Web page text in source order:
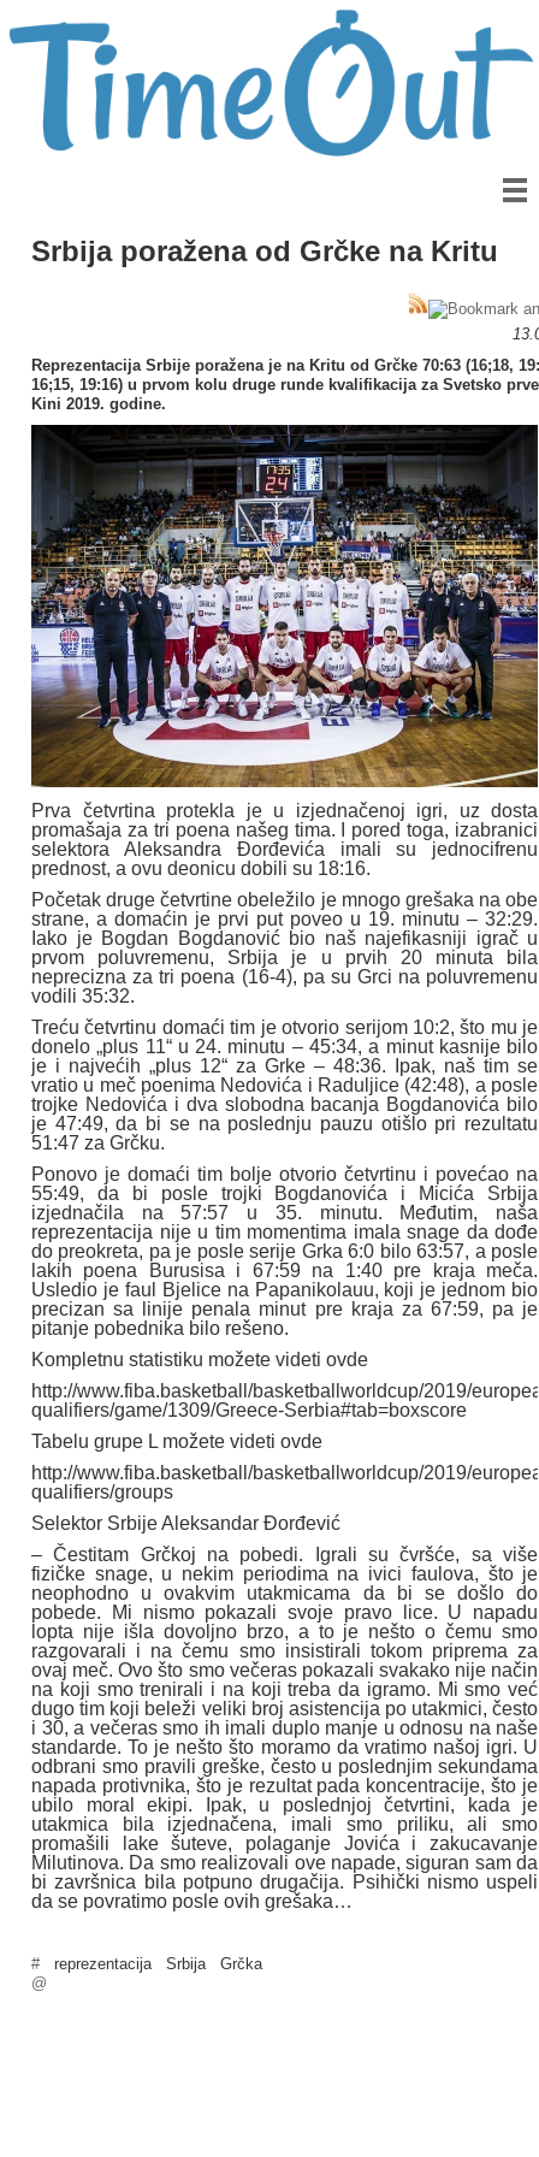
Srbija poražena od Grčke na Kritu
Reprezentacija Srbije poražena je na Kritu od Grčke 70:63 (16;18,
16;15, 19:16) u prvom kolu druge runde kvalifikacija za Svetsko
Kini 2019. godine.
Prva četvrtina protekla je u izjednačenoj igri, uz dosta
promašaja za tri poena našeg tima. I pored toga, izabranici
selektora Aleksandra Đorđevića imali su jednocifrenu
prednost, a ovu deonicu dobili su 18:16.
Početak druge četvrtine obeležilo je mnogo grešaka na obe
strane, a domaćin je prvi put poveo u 19. minutu – 32:29.
Iako je Bogdan Bogdanović bio naš najefikasniji igrač u
prvom poluvremenu, Srbija je u prvih 20 minuta bila
neprecizna za tri poena (16-4), pa su Grci na poluvremenu
vodili 35:32.
Treću četvrtinu domaći tim je otvorio serijom 10:2, što mu je
donelo „plus 11“ u 24. minutu – 45:34, a minut kasnije bilo
je i najvećih „plus 12“ za Grke – 48:36. Ipak, naš tim se
vratio u meč poenima Nedovića i Raduljice (42:48), a posle
trojke Nedovića i dva slobodna bacanja Bogdanovića bilo
je 47:49, da bi se na poslednju pauzu otišlo pri rezultatu
51:47 za Grčku.
Ponovo je domaći tim bolje otvorio četvrtinu i povećao na
55:49, da bi posle trojki Bogdanovića i Micića Srbija
izjednačila na 57:57 u 35. minutu. Međutim, naša
reprezentacija nije u tim momentima imala snage da dođe
do preokreta, pa je posle serije Grka 6:0 bilo 63:57, a posle
lakih poena Burusisa i 67:59 na 1:40 pre kraja meča.
Usledio je faul Bjelice na Papanikolauu, koji je jednom bio
precizan sa linije penala minut pre kraja za 67:59, pa je
pitanje pobednika bilo rešeno.
Kompletnu statistiku možete videti ovde
http://www.fiba.basketball/basketballworldcup/2019/
qualifiers/game/1309/Greece-Serbia#tab=boxscore
Tabelu grupe L možete videti ovde
http://www.fiba.basketball/basketballworldcup/2019/
qualifiers/groups
Selektor Srbije Aleksandar Đorđević
– Čestitam Grčkoj na pobedi. Igrali su čvršće, sa više
fizičke snage, u nekim periodima na ivici faulova, što je
neophodno u ovakvim utakmicama da bi se došlo do
pobede. Mi nismo pokazali svoje pravo lice. U napadu
lopta nije išla dovoljno brzo, a to je nešto o čemu smo
razgovarali i na čemu smo insistirali tokom priprema za
ovaj meč. Ovo što smo večeras pokazali svakako nije način
na koji smo trenirali i na koji treba da igramo. Mi smo već
dugo tim koji beleži veliki broj asistencija po utakmici, često
i 30, a večeras smo ih imali duplo manje u odnosu na naše
standarde. To je nešto što moramo da vratimo našoj igri. U
odbrani smo pravili greške, često u poslednjim sekundama
napada protivnika, što je rezultat pada koncentracije, što je
ubilo moral ekipi. Ipak, u poslednjoj četvrtini, kada je
utakmica bila izjednačena, imali smo priliku, ali smo
promašili lake šuteve, polaganje Jovića i zakucavanje
Milutinova. Da smo realizovali ove napade, siguran sam da
bi završnica bila potpuno drugačija. Psihički nismo uspeli
da se povratimo posle ovih grešaka…
# reprezentacija Srbija
Grčka
@